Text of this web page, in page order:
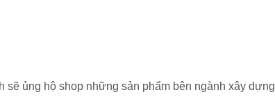
ủng hộ shop những sản phẩm bên ngành xây dựng